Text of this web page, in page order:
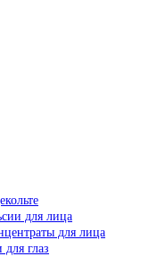
для лица
для лица
глаз